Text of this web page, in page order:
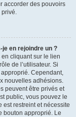
accorder des pouvoirs
privé.
en rejoindre un ?
cliquant sur le lien
de l’utilisateur. Si
Cependant,
nouvelles adhésions.
peuvent être privés et
public, vous pouvez le
restreint et nécessite
bouton approprié. Le